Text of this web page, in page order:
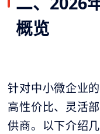
概览
针对中小微企业
高性价比、灵活
供商。以下介绍